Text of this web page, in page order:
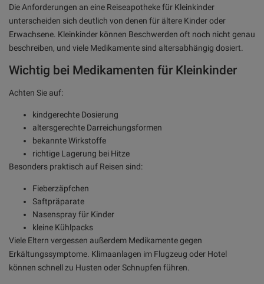
Die Anforderungen an eine Reiseapotheke für Kleinkinder
unterscheiden sich deutlich von denen für ältere Kinder oder
Erwachsene. Kleinkinder können Beschwerden oft noch nicht genau
beschreiben, und viele Medikamente sind altersabhängig dosiert.
Wichtig bei Medikamenten für Kleinkinder
Achten Sie auf:
kindgerechte Dosierung
altersgerechte Darreichungsformen
bekannte Wirkstoffe
richtige Lagerung bei Hitze
Besonders praktisch auf Reisen sind:
Fieberzäpfchen
Saftpräparate
Nasenspray für Kinder
kleine Kühlpacks
Viele Eltern vergessen außerdem Medikamente gegen
Erkältungssymptome. Klimaanlagen im Flugzeug oder Hotel
können schnell zu Husten oder Schnupfen führen.